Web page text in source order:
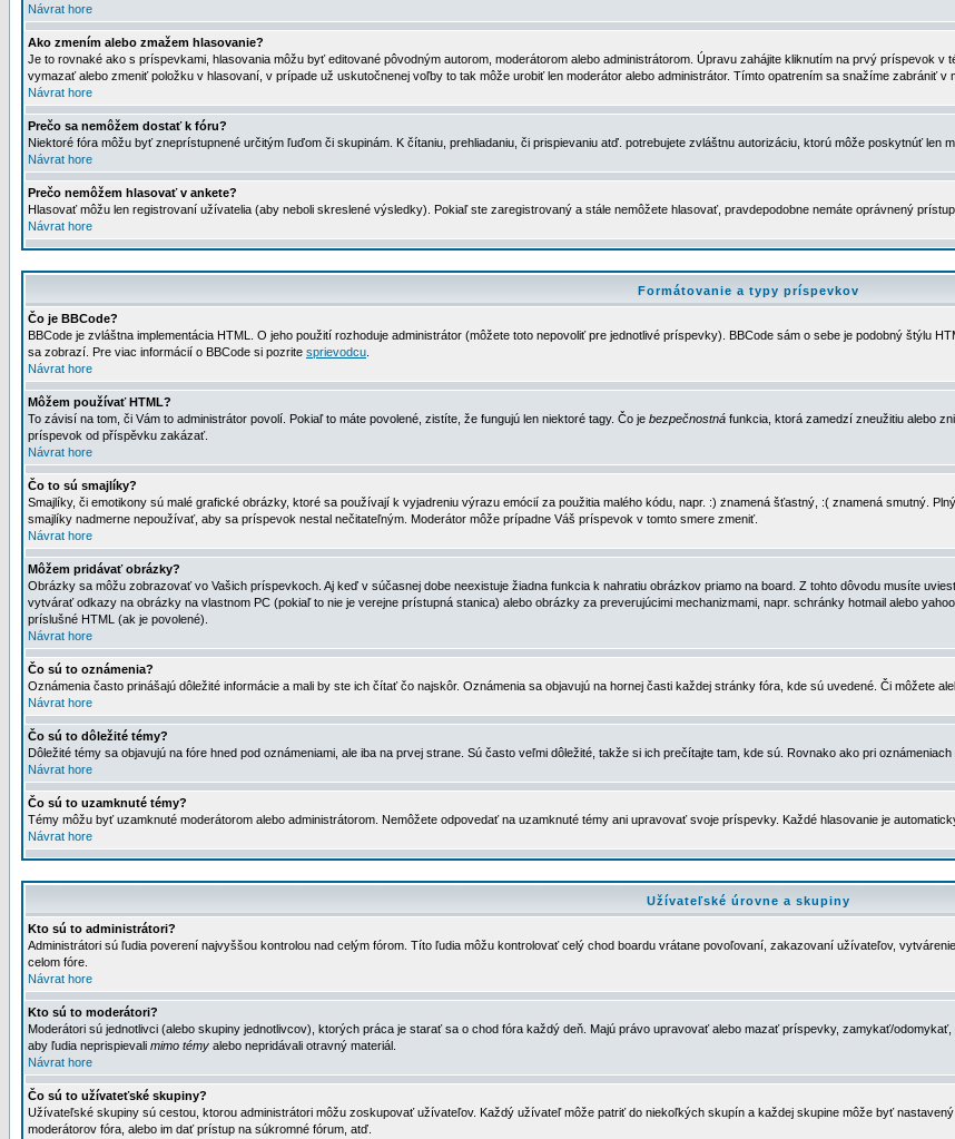
Návrat hore
Ako zmením alebo zmažem hlasovanie?
Je to rovnaké ako s príspevkami, hlasovania môžu byť editované pôvodným autorom, moderátorom alebo administrátorom. Úpravu zahájite kliknutím na prvý príspevok
vymazať alebo zmeniť položku v hlasovaní, v prípade už uskutočnenej voľby to tak môže urobiť len moderátor alebo administrátor. Tímto opatrením sa snažíme zabrániť v
Návrat hore
Prečo sa nemôžem dostať k fóru?
Niektoré fóra môžu byť zneprístupnené určitým ľuďom či skupinám. K čítaniu, prehliadaniu, či prispievaniu atď. potrebujete zvláštnu autorizáciu, ktorú môže poskytnúť len
Návrat hore
Prečo nemôžem hlasovať v ankete?
Hlasovať môžu len registrovaní užívatelia (aby neboli skreslené výsledky). Pokiaľ ste zaregistrovaný a stále nemôžete hlasovať, pravdepodobne nemáte oprávnený
Návrat hore
Formátovanie a typy príspevkov
Čo je BBCode?
BBCode je zvláštna implementácia HTML. O jeho použití rozhoduje administrátor (môžete toto nepovoliť pre jednotlivé príspevky). BBCode sám o sebe je podobný štýlu
sa zobrazí. Pre viac informácií o BBCode si pozrite sprievodcu
Návrat hore
Môžem používať HTML?
To závisí na tom, či Vám to administrátor povolí. Pokiaľ to máte povolené, zistíte, že fungujú len niektoré tagy. Čo je bezpečnostná funkcia, ktorá zamedzí zneužitiu alebo
príspevok od příspěvku zakázať.
Návrat hore
Čo to sú smajlíky?
Smajlíky, či emotikony sú malé grafické obrázky, ktoré sa používají k vyjadreniu výrazu emócií za použitia malého kódu, napr. :) znamená šťastný, :( znamená smutný.
smajlíky nadmerne nepoužívať, aby sa príspevok nestal nečitateľným. Moderátor môže prípadne Váš príspevok v tomto smere zmeniť.
Návrat hore
Môžem pridávať obrázky?
Obrázky sa môžu zobrazovať vo Vašich príspevkoch. Aj keď v súčasnej dobe neexistuje žiadna funkcia k nahratiu obrázkov priamo na board. Z tohto dôvodu musíte
vytvárať odkazy na obrázky na vlastnom PC (pokiaľ to nie je verejne prístupná stanica) alebo obrázky za preverujúcimi mechanizmami, napr. schránky hotmail alebo
príslušné HTML (ak je povolené).
Návrat hore
Čo sú to oznámenia?
Oznámenia často prinášajú dôležité informácie a mali by ste ich čítať čo najskôr. Oznámenia sa objavujú na hornej časti každej stránky fóra, kde sú uvedené. Či môžete
Návrat hore
Čo sú to dôležité témy?
Dôležité témy sa objavujú na fóre hned pod oznámeniami, ale iba na prvej strane. Sú často veľmi dôležité, takže si ich prečítajte tam, kde sú. Rovnako ako pri
Návrat hore
Čo sú to uzamknuté témy?
Témy môžu byť uzamknuté moderátorom alebo administrátorom. Nemôžete odpovedať na uzamknuté témy ani upravovať svoje príspevky. Každé hlasovanie je
Návrat hore
Užívateľské úrovne a skupiny
Kto sú to administrátori?
Administrátori sú ľudia poverení najvyššou kontrolou nad celým fórom. Títo ľudia môžu kontrolovať celý chod boardu vrátane povoľovaní, zakazovaní užívateľov,
celom fóre.
Návrat hore
Kto sú to moderátori?
Moderátori sú jednotlivci (alebo skupiny jednotlivcov), ktorých práca je starať sa o chod fóra každý deň. Majú právo upravovať alebo mazať príspevky, zamykať/
aby ľudia neprispievali mimo témy alebo nepridávali otravný materiál.
Návrat hore
Čo sú to užívateťské skupiny?
Užívateľské skupiny sú cestou, ktorou administrátori môžu zoskupovať užívateľov. Každý užívateľ môže patriť do niekoľkých skupín a každej skupine môže byť
moderátorov fóra, alebo im dať prístup na súkromné fórum, atď.